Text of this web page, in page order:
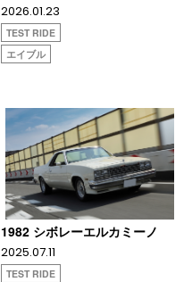
2026.01.23
TEST RIDE
エイブル
1982 シボレーエルカミーノ
2025.07.11
TEST RIDE